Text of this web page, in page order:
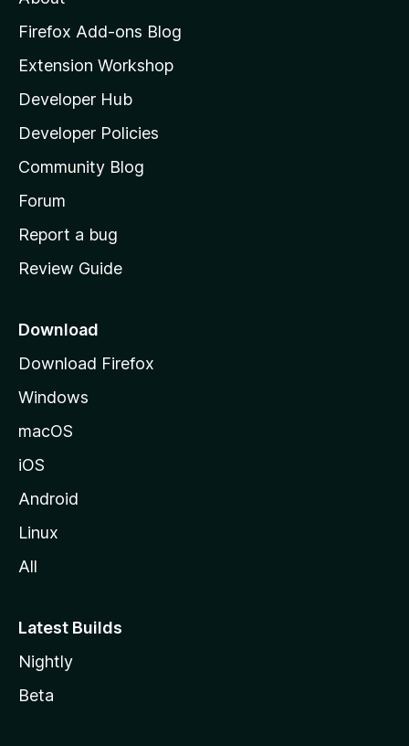
z
l
l
a
s
h
o
e
a
e
Firefox Add-ons Blog
Extension Workshop
Developer Hub
Developer Policies
Community Blog
Forum
Report a bug
Review Guide
Download
Download Firefox
Windows
macOS
iOS
Android
Linux
All
Latest Builds
Nightly
Beta